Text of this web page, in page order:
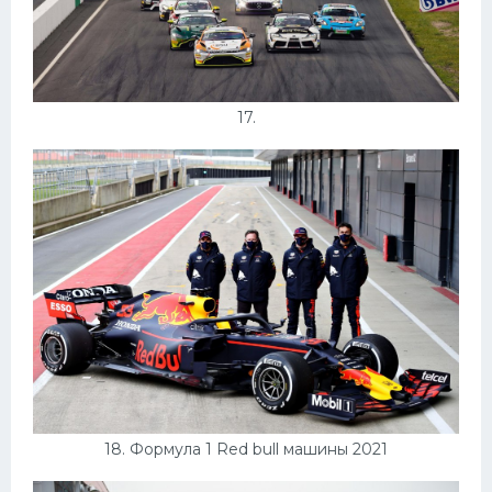
17.
18. Формула 1 Red bull машины 2021